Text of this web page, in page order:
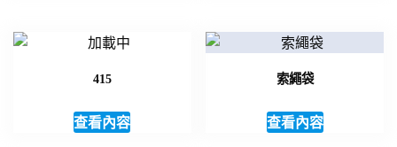
415
查看內容
索繩袋
查看內容